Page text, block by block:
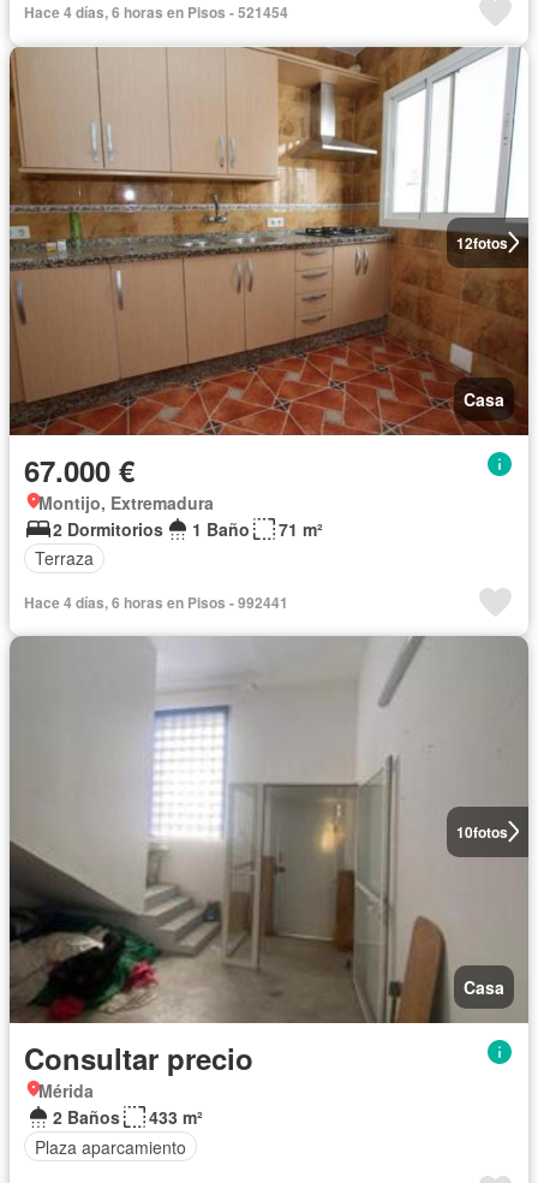
Hace 4 días, 6 horas en Pisos - 521454
12fotos
Casa
67.000 €
Montijo, Extremadura
2 Dormitorios
1 Baño
71 m²
Terraza
Hace 4 días, 6 horas en Pisos - 992441
10fotos
Casa
Consultar precio
Mérida
2 Baños
433 m²
Plaza aparcamiento